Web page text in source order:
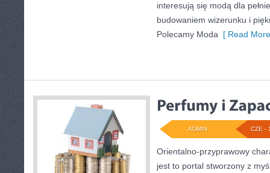
interesują się modą dla
budowaniem wizerunku i
Polecamy Moda [ Read
CZE -
ADMIN
Orientalno-przyprawowy
jest to portal stworzony z